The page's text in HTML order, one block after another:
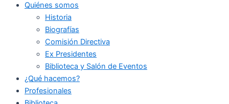
Quiénes somos
Historia
Biografías
Comisión Directiva
Ex Presidentes
Biblioteca y Salón de Eventos
¿Qué hacemos?
Profesionales